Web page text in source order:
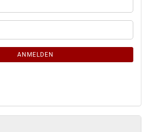
ANMELDEN